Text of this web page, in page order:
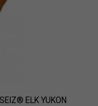
ELK YUKON